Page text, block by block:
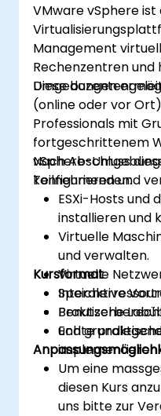
VMware vSphere
Management
Rechenzentren
Umgebungen
Diese
(online oder vor
Professionals mit
fortgeschrittenem
vSphere-
konfigurieren und
Nach Abschluss
Teilnehmenden:
ESXi-Hosts und
installieren und
Virtuelle
und verwalten.
Virtuelle
und
implementieren.
Kursformat
Interaktive
Praktische
Echte
Um eine
diesen Kurs
uns bitte zur